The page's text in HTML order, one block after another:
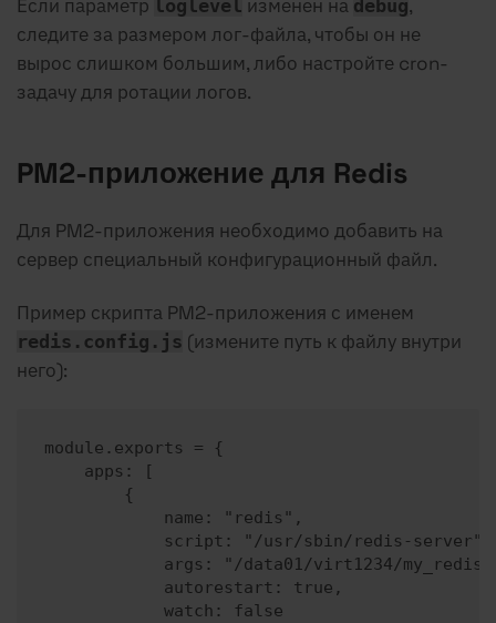
Если параметр loglevel изменён на debug,
следите за размером лог-файла, чтобы он не
вырос слишком большим, либо настройте cron-
задачу для ротации логов.
PM2-приложение для Redis
Для PM2-приложения необходимо добавить на
сервер специальный конфигурационный файл.
Пример скрипта PM2-приложения с именем
redis.config.js (измените путь к файлу внутри
него):
module.exports = {
    apps: [
        {
            name: "redis",
            script: "/usr/sbin/redis-server",
args: "/data01/virt1234/
            autorestart: true,
            watch: false